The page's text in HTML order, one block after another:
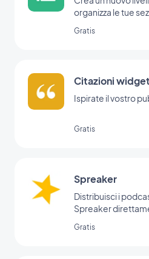
organizza le tue
Gratis
Citazioni widget
Ispirate il vostro
Gratis
Spreaker
Distribuisci i
Spreaker
Gratis